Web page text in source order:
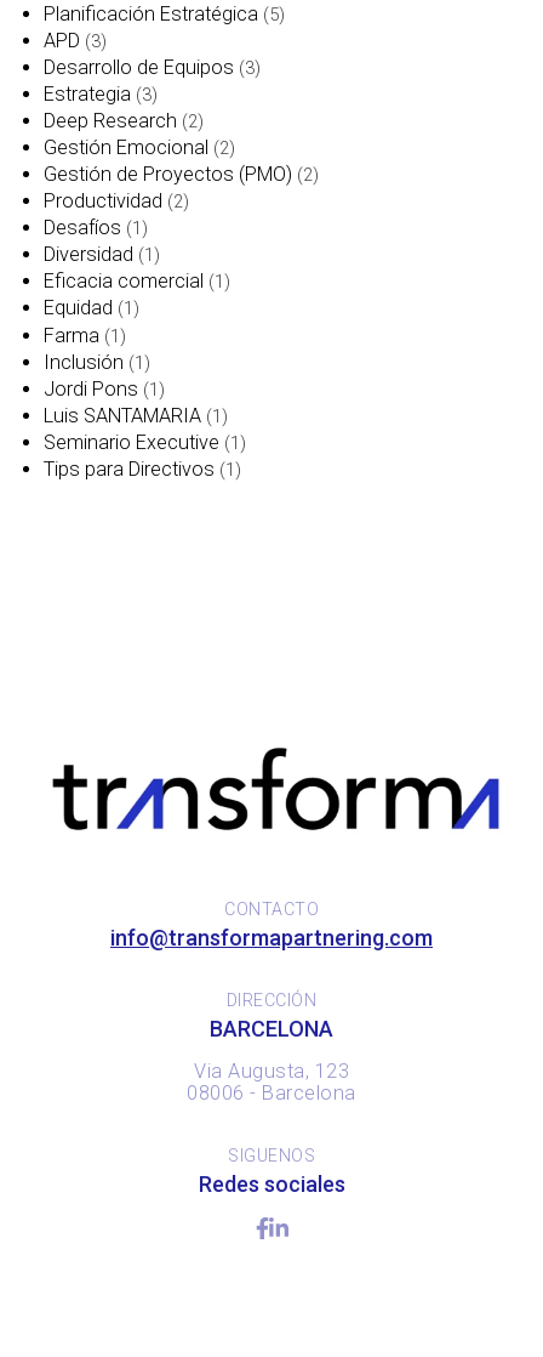
Planificación Estratégica (5)
APD (3)
Desarrollo de Equipos (3)
Estrategia (3)
Deep Research (2)
Gestión Emocional (2)
Gestión de Proyectos (PMO) (2)
Productividad (2)
Desafíos (1)
Diversidad (1)
Eficacia comercial (1)
Equidad (1)
Farma (1)
Inclusión (1)
Jordi Pons (1)
Luis SANTAMARIA (1)
Seminario Executive (1)
Tips para Directivos (1)
CONTACTO
info@transformapartnering.com
DIRECCIÓN
BARCELONA
Via Augusta, 123
08006 - Barcelona
SIGUENOS
Redes sociales